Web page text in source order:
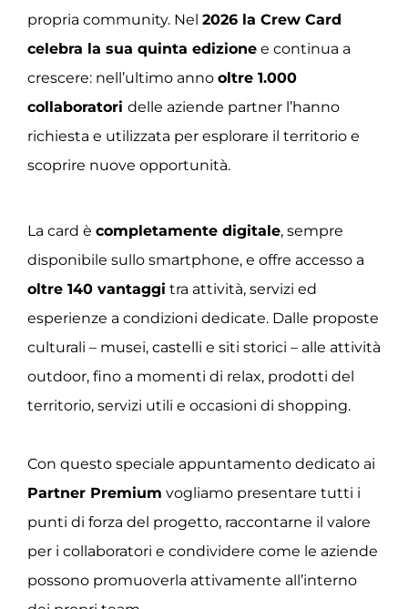
propria community. Nel 2026 la Crew Card
celebra la sua quinta edizione e continua a
crescere: nell’ultimo anno oltre 1.000
collaboratori delle aziende partner l’hanno
richiesta e utilizzata per esplorare il territorio e
scoprire nuove opportunità.
La card è completamente digitale, sempre
disponibile sullo smartphone, e offre accesso a
oltre 140 vantaggi tra attività, servizi ed
esperienze a condizioni dedicate. Dalle proposte
culturali – musei, castelli e siti storici – alle attività
outdoor, fino a momenti di relax, prodotti del
territorio, servizi utili e occasioni di shopping.
Con questo speciale appuntamento dedicato ai
Partner Premium vogliamo presentare tutti i
punti di forza del progetto, raccontarne il valore
per i collaboratori e condividere come le aziende
possono promuoverla attivamente all’interno